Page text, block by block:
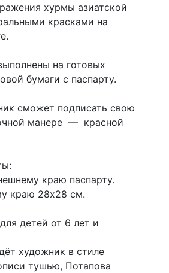
хурмы азиатской
красками на
на готовых
бумаги с паспарту.
сможет подписать свою
манере — красной
краю паспарту.
краю 28х28 см.
детей от 6 лет и
художник в стиле
тушью, Потапова